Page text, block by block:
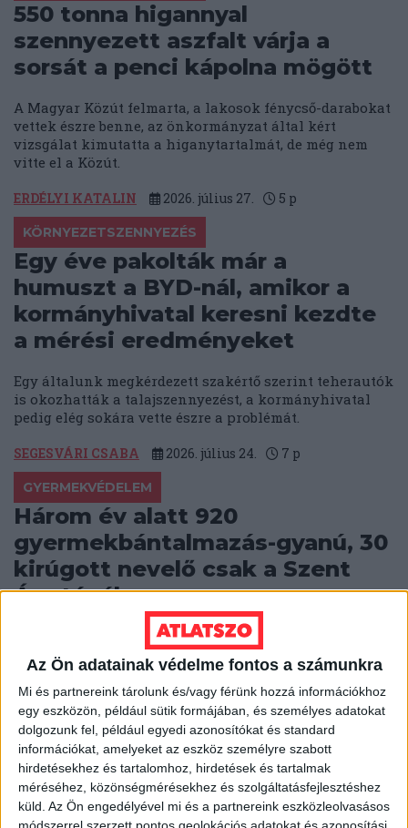
Az Ön adatainak védelme fontos a számunkra
Mi és partnereink tárolunk és/vagy férünk hozzá információkhoz
egy eszközön, például sütik formájában, és személyes adatokat
dolgozunk fel, például egyedi azonosítókat és standard
információkat, amelyeket az eszköz személyre szabott
hirdetésekhez és tartalomhoz, hirdetések és tartalmak
méréséhez, közönségmérésekhez és szolgáltatásfejlesztéshez
küld. Az Ön engedélyével mi és a partnereink eszközleolvasásos
550 tonna higannyal
szennyezett aszfalt várja a
sorsát a penci kápolna mögött
A Magyar Közút felmarta, a lakosok fénycső-darabokat
vettek észre benne, az önkormányzat által kért
vizsgálat kimutatta a higanytartalmát, de még nem
vitte el a Közút.
ERDÉLYI KATALIN 2026. július 27. 5 p
KÖRNYEZETSZENNYEZÉS
Egy éve pakolták már a
humuszt a BYD-nál, amikor a
kormányhivatal keresni kezdte
a mérési eredményeket
Egy általunk megkérdezett szakértő szerint teherautók
is okozhatták a talajszennyezést, a kormányhivatal
pedig elég sokára vette észre a problémát.
SEGESVÁRI CSABA 2026. július 24. 7 p
GYERMEKVÉDELEM
Három év alatt 920
gyermekbántalmazás-gyanú, 30
kirúgott nevelő csak a Szent
Ágotánál
Évente több száz gyermekbántalmazás-gyanús ügyet
vizsgálnak a gyermekvédelemben, mégis előfordul,
hogy bántalmazó nevelők éveken át a rendszerben
maradnak.
SEGESVÁRI CSABA 2026. július 16. 12 p
PÉCS
A tévéből tudták meg, hogy
9000 fős koncerthelyszín